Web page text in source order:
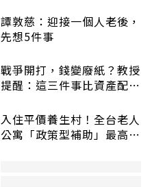
譚敦慈：迎接一個人老後，
先想5件事
戰爭開打，錢變廢紙？教授
提醒：這三件事比資產配置
入住平價養生村！全台老人
公寓「政策型補助」最高打